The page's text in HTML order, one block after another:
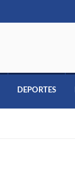
DEPORTES